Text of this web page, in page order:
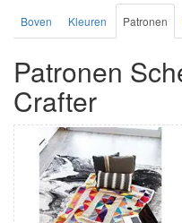
Boven Kleuren Patronen
Patronen
Crafter